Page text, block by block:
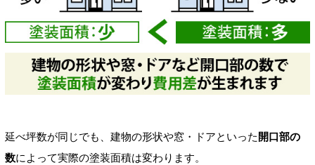
延べ坪数が同じでも、建物の形状や窓・ドアといった 開口部の
数によって実際の塗装面積は変わります。